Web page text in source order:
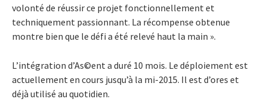
volonté de réussir ce projet fonctionnellement et
techniquement passionnant. La récompense obtenue
montre bien que le défi a été relevé haut la main ».
L’intégration d’As©ent a duré 10 mois. Le déploiement est
actuellement en cours jusqu’à la mi-2015. Il est d’ores et
déjà utilisé au quotidien.